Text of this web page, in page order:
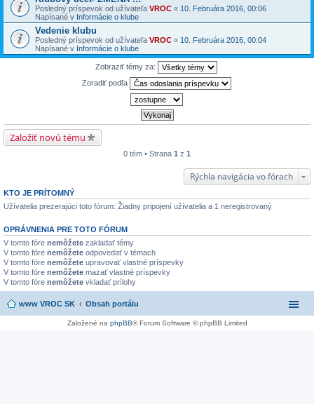
Posledný príspevok od užívateľa VROC « 10. Februára 2016, 00:06
Napísané v Informácie o klube
Vedenie klubu
Posledný príspevok od užívateľa VROC « 10. Februára 2016, 00:04
Napísané v Informácie o klube
Zobraziť témy za:
Zoradiť podľa
Založiť novú tému
0 tém • Strana 1 z 1
Rýchla navigácia vo fórach
KTO JE PRÍTOMNÝ
Užívatelia prezerajúci toto fórum: Žiadny pripojení užívatelia a 1 neregistrovaný
OPRÁVNENIA PRE TOTO FÓRUM
V tomto fóre nemôžete zakladať témy
V tomto fóre nemôžete odpovedať v témach
V tomto fóre nemôžete upravovať vlastné príspevky
V tomto fóre nemôžete mazať vlastné príspevky
V tomto fóre nemôžete vkladať prílohy
www VROC SK Obsah portálu
Založené na phpBB® Forum Software © phpBB Limited